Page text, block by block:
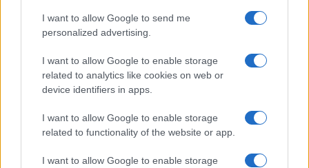
I want to allow Google to send me
personalized advertising.
I want to allow Google to enable storage
related to analytics like cookies on web or
device identifiers in apps.
I want to allow Google to enable storage
related to functionality of the website or app.
I want to allow Google to enable storage
A kör nemcsak a szöveg felépítésében, hanem a képeken is
megjelenik: a törött világ ezeken a kereteken át rátekintve
Tóth Kingának ebben a kötetben igen zárt világot, az
segít újra mindenre gyerekként rácsodálkozni. Nincsenek
szagok éppúgy részei a szövegvilágnak mint a szentek és a